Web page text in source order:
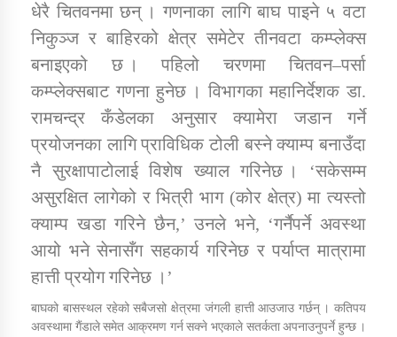
कर्णाली प्राविधि शिक्षालय जुम्लाको सुचना
तातोपानी गाउँपालिकाको न्यायिक समिति सम्बन्धी सन्देश
तातोपानी गाउँपालिका जुम्लाको महिला तथा लैङ्गिक हिंसा
धेरै चितवनमा छन् । गणनाका लागि बाघ पाइने ५ वटा
निकुञ्ज र बाहिरको क्षेत्र समेटेर तीनवटा कम्प्लेक्स
बनाइएको छ । पहिलो चरणमा चितवन–पर्सा
कम्प्लेक्सबाट गणना हुनेछ । विभागका महानिर्देशक डा.
रामचन्द्र कँडेलका अनुसार क्यामेरा जडान गर्ने
प्रयोजनका लागि प्राविधिक टोली बस्ने क्याम्प बनाउँदा
नै सुरक्षापाटोलाई विशेष ख्याल गरिनेछ । ‘सकेसम्म
असुरक्षित लागेको र भित्री भाग (कोर क्षेत्र) मा त्यस्तो
क्याम्प खडा गरिने छैन,’ उनले भने, ‘गर्नैपर्ने अवस्था
आयो भने सेनासँग सहकार्य गरिनेछ र पर्याप्त मात्रामा
हात्ती प्रयोग गरिनेछ ।’
बाघको बासस्थल रहेको सबैजसो क्षेत्रमा जंगली हात्ती आउजाउ गर्छन् । कतिपय
अवस्थामा गैंडाले समेत आक्रमण गर्न सक्ने भएकाले सतर्कता अपनाउनुपर्ने हुन्छ ।